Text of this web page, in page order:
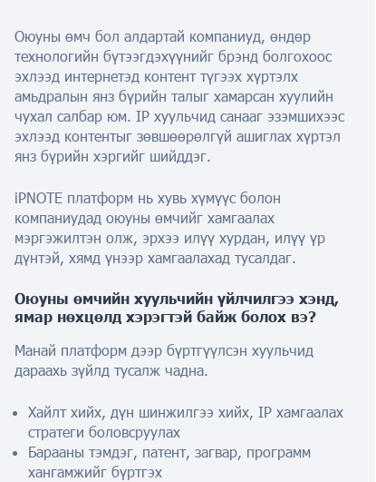
Оюуны өмч бол алдартай компаниуд, өндөр
технологийн бүтээгдэхүүнийг брэнд болгохоос
эхлээд интернетэд контент түгээх хүртэлх
амьдралын янз бүрийн талыг хамарсан хуулийн
чухал салбар юм. IP хуульчид санааг эзэмшихээс
эхлээд контентыг зөвшөөрөлгүй ашиглах хүртэл
янз бүрийн хэргийг шийддэг.
iPNOTE платформ нь хувь хүмүүс болон
компаниудад оюуны өмчийг хамгаалах
мэргэжилтэн олж, эрхээ илүү хурдан, илүү үр
дүнтэй, хямд үнээр хамгаалахад тусалдаг.
Оюуны өмчийн хуульчийн үйлчилгээ хэнд,
ямар нөхцөлд хэрэгтэй байж болох вэ?
Манай платформ дээр бүртгүүлсэн хуульчид
дараахь зүйлд тусалж чадна.
Хайлт хийх, дүн шинжилгээ хийх, IP хамгаалах
стратеги боловсруулах
Барааны тэмдэг, патент, загвар, программ
хангамжийг бүртгэх